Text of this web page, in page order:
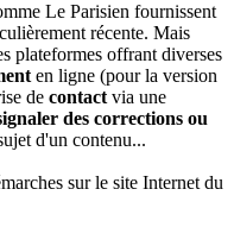
Le Parisien fournissent
récente. Mais
plateformes offrant diverses
en ligne (pour la version
de contact via une
des corrections ou
d'un contenu...
sur le site Internet du